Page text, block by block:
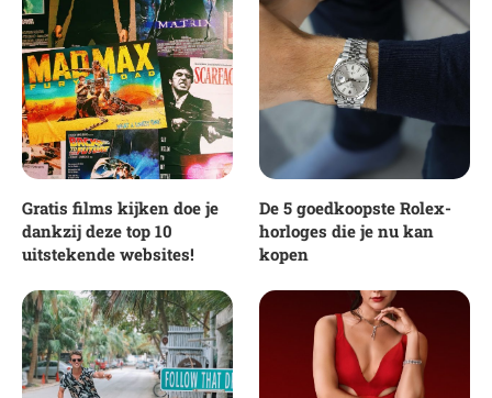
Gratis films kijken doe je
dankzij deze top 10
uitstekende websites!
De 5 goedkoopste Rolex-
horloges die je nu kan
kopen